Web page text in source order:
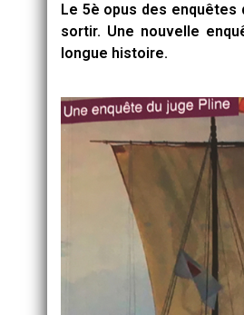
Le 5è opus des enquêtes
sortir. Une nouvelle
longue histoire.